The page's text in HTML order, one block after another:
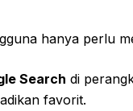
hanya perlu
Search di
favorit.